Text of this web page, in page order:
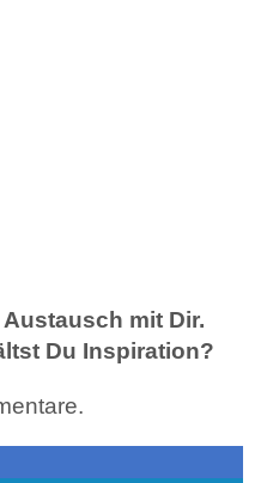
mit Dir.
Du Inspiration?